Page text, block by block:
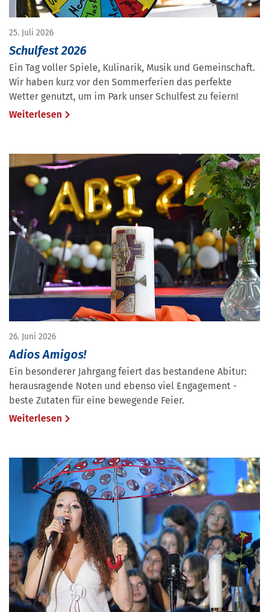
25. Juli 2026
Schulfest 2026
Ein Tag voller Spiele, Kulinarik, Musik und Gemeinschaft.
Wir haben kurz vor den Sommerferien das perfekte
Wetter genutzt, um im Park unser Schulfest zu feiern!
Weiterlesen
26. Juni 2026
Adios Amigos!
Ein besonderer Jahrgang feiert das bestandene Abitur:
herausragende Noten und ebenso viel Engagement -
beste Zutaten für eine bewegende Feier.
Weiterlesen